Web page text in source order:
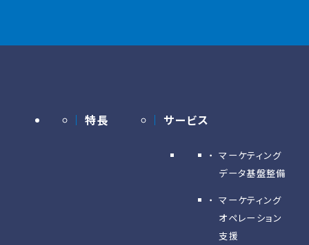
特長 サービス
マーケティング
データ基盤整備
マーケティング
オペレーション
支援